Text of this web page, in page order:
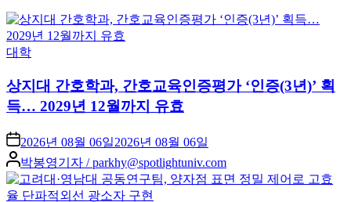
Posted
대학
상지대 간호학과, 간호교육인증평가 ‘인증(3년)’ 획
득… 2029년 12월까지 유효
2026년 08월 06일2026년 08월 06일
Posted
by
박봉영기자 / parkhy@spotlightuniv.com